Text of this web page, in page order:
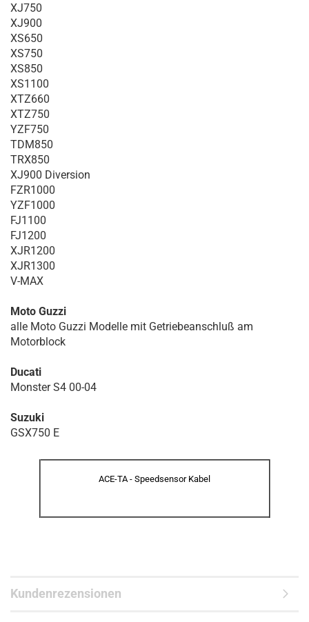
XJ750
XJ900
XS650
XS750
XS850
XS1100
XTZ660
XTZ750
YZF750
TDM850
TRX850
XJ900 Diversion
FZR1000
YZF1000
FJ1100
FJ1200
XJR1200
XJR1300
V-MAX
Moto Guzzi
alle Moto Guzzi Modelle mit Getriebeanschluß am
Motorblock
Ducati
Monster S4 00-04
Suzuki
GSX750 E
ACE-TA - Speedsensor Kabel
Kundenrezensionen